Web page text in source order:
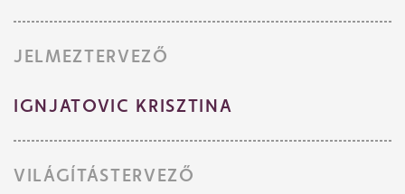
JELMEZTERVEZŐ
IGNJATOVIC KRISZTINA
VILÁGÍTÁSTERVEZŐ